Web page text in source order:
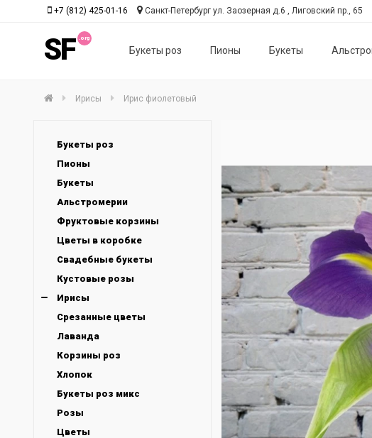
SF Букеты роз Пионы Букеты
+7 (812) 425-01-16 Санкт-Петербург ул. Заозерная д.6 , Лиговский пр., 65
Ирисы Ирис фиолетовый
Букеты роз
Пионы
Букеты
Альстромерии
Фруктовые корзины
Цветы в коробке
Свадебные букеты
Кустовые розы
Ирисы
Срезанные цветы
Лаванда
Корзины роз
Хлопок
Букеты роз микс
Розы
Цветы